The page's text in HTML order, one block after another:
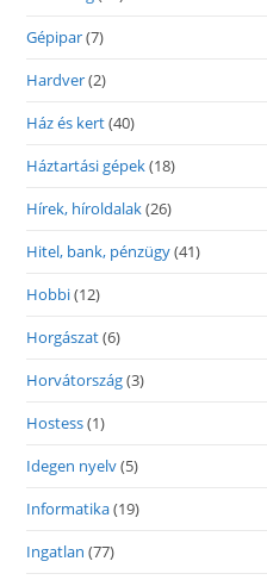
Gépipar(7)
Hardver(2)
Ház és kert(40)
Háztartási gépek(18)
Hírek, híroldalak(26)
Hitel, bank, pénzügy(41)
Hobbi(12)
Horgászat(6)
Horvátország(3)
Hostess(1)
Idegen nyelv(5)
Informatika(19)
Ingatlan (77)